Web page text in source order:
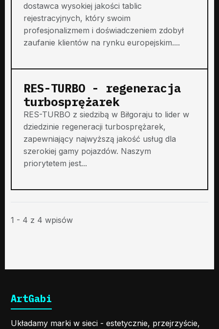
dostawca wysokiej jakości tablic
rejestracyjnych, który swoim
profesjonalizmem i doświadczeniem zdobył
zaufanie klientów na rynku europejskim....
RES-TURBO - regeneracja
turbosprężarek
RES-TURBO z siedzibą w Biłgoraju to lider w
dziedzinie regeneracji turbosprężarek,
zapewniający najwyższą jakość usług dla
szerokiej gamy pojazdów. Naszym
priorytetem jest...
1 - 4 z 4 wpisów
ArtGabi
Układamy marki w sieci - estetycznie, przejrzyście,